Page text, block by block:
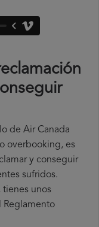
de Air Canada
overbooking, es
y conseguir
sufridos.
tienes unos
Reglamento